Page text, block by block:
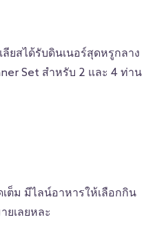
ยสได้รับดินเนอร์สุดหรูกลาง
Set สำหรับ 2 และ 4 ท่าน
ต็ม มีไลน์อาหารให้เลือกกิน
ยเลยหละ